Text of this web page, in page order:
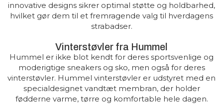
innovative designs sikrer optimal støtte og holdbarhed,
hvilket gør dem til et fremragende valg til hverdagens
strabadser.
Vinterstøvler fra Hummel
Hummel er ikke blot kendt for deres sportsvenlige og
moderigtige sneakers og sko, men også for deres
vinterstøvler. Hummel vinterstøvler er udstyret med en
specialdesignet vandtæt membran, der holder
fødderne varme, tørre og komfortable hele dagen.